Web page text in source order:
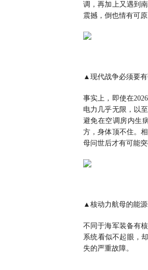
调，再加上又遇到
震撼，倒也情有可原
▲现代战争必须要
事实上，即使在
电力几乎无限，以
避免在空调房内生
方，身体顶不住。
母问世后才有可能突
▲核动力航母的能
不同于海军装备有
系统看似不起眼，
失的严重故障。